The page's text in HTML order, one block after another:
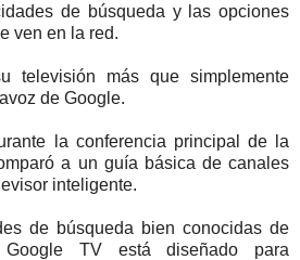
de búsqueda y las opciones
ven en la red.
televisión más que simplemente
de Google.
la conferencia principal de la
a un guía básica de canales
inteligente.
de búsqueda bien conocidas de
TV está diseñado para